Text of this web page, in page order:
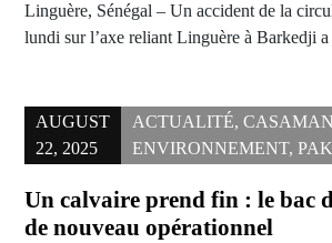
Linguère, Sénégal – Un accident de la
lundi sur l’axe reliant Linguère à Barkedji
AUGUST
22, 2025
ACTUALITÉ,
ENVIRONNEMENT,
Un calvaire prend fin : le bac
de nouveau opérationnel